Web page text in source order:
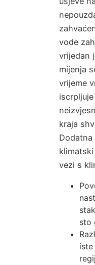
vode
vrijedan
mijenja
vrijeme
kraja
vezi s
sto